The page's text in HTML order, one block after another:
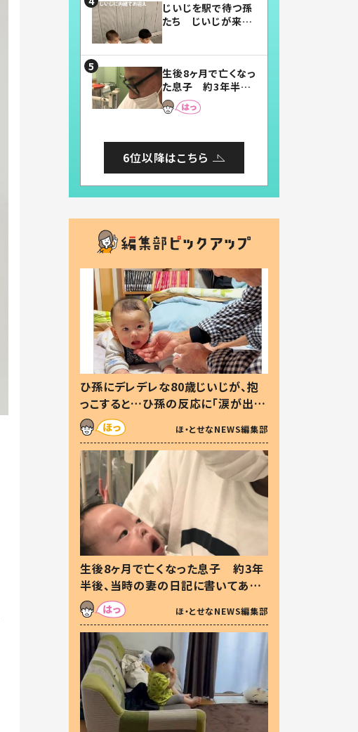
じいじを駅で待つ孫
たち じいじが来た
まらない」「幸せにな
れる」
生後8ヶ月で亡くなっ
た息子 約3年半
後、当時の妻の日記
に書いてあった本音
6位以降はこちら
ひ孫にデレデレな80歳じいじが、抱
っこすると…ひ孫の反応に「涙が出ま
した」「可愛くて仕方ない」
ほ・とせなNEWS編集部
生後8ヶ月で亡くなった息子 約3年
半後、当時の妻の日記に書いてあっ
た本音とは
ほ・とせなNEWS編集部